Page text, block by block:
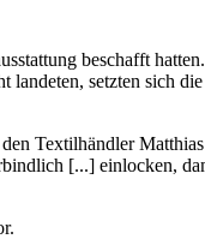
beschafft
setzten sich
Textilhändler
[...] einlocken,